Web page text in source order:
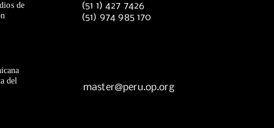
de
(51 1) 427 7426
(51) 974 985 170
del
master@peru.op.org